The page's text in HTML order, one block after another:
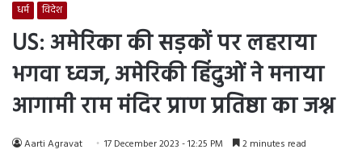
धर्म विदेश
US: अमेरिका की सड़कों पर लहराया
भगवा ध्वज, अमेरिकी हिंदुओं ने मनाया
आगामी राम मंदिर प्राण प्रतिष्ठा का जश्न
Aarti Agravat 17 December 2023 - 12:25 PM 2 minutes read